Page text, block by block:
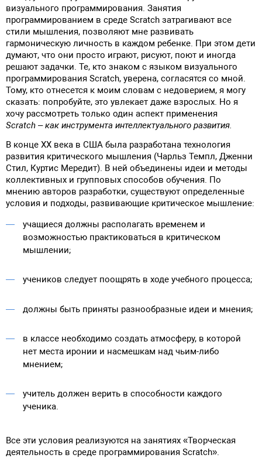
визуального программирования. Занятия
программированием в среде Scratch затрагивают все
стили мышления, позволяют мне развивать
гармоническую личность в каждом ребенке. При этом дети
думают, что они просто играют, рисуют, поют и иногда
решают задачки. Те, кто знаком с языком визуального
программирования Scratch, уверена, согласятся со мной.
Тому, кто отнесется к моим словам с недоверием, я могу
сказать: попробуйте, это увлекает даже взрослых. Но я
хочу рассмотреть только один аспект применения
Scratch – как инструмента интеллектуального развития.
В конце ХХ века в США была разработана технология
развития критического мышления (Чарльз Темпл, Дженни
Стил, Куртис Мередит). В ней объединены идеи и методы
коллективных и групповых способов обучения. По
мнению авторов разработки, существуют определенные
условия и подходы, развивающие критическое мышление:
учащиеся должны располагать временем и
возможностью практиковаться в критическом
мышлении;
учеников следует поощрять в ходе учебного процесса;
должны быть приняты разнообразные идеи и мнения;
в классе необходимо создать атмосферу, в которой
нет места иронии и насмешкам над чьим-либо
мнением;
учитель должен верить в способности каждого
ученика.
Все эти условия реализуются на занятиях «Творческая
деятельность в среде программирования Scratch».